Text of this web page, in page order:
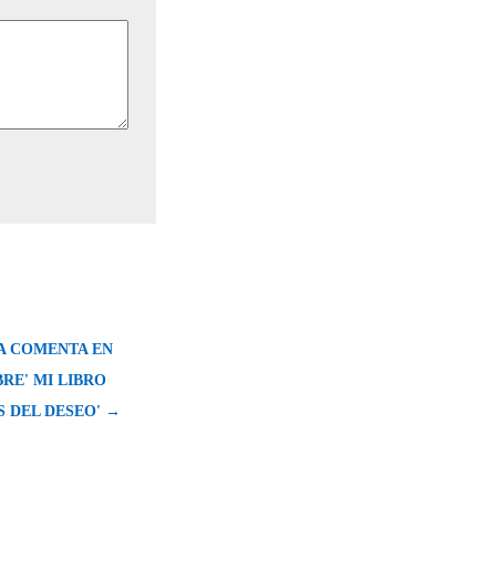
COMENTA EN
MI LIBRO
DEL DESEO' →